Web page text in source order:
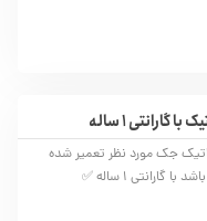
1 ساله
جک مورد نظر تعمیر شده
برای شرکت های تزریق انواع قطعات پلاستیکی می باشد با گارانتی 1 ساله ✅